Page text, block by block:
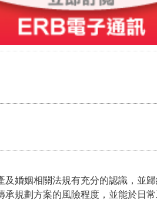
及婚姻相關法規有充分的認識，並
承規劃方案的風險程度，並能於日